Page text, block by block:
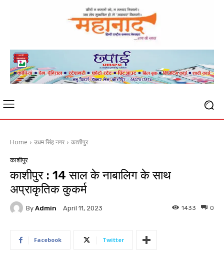
Home उधम सिंह नगर काशीपुर
काशीपुर
काशीपुर : 14 साल के नाबालिग के साथ
अप्राकृतिक कुकर्म
By Admin April 11, 2023 0
1433
Facebook Twitter